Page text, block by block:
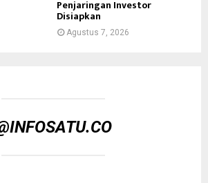
Penjaringan Investor
Disiapkan
Agustus 7, 2026